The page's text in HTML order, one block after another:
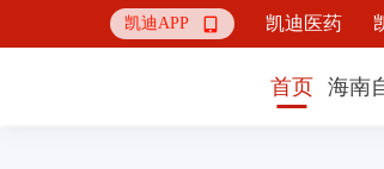
凯迪APP  凯迪医药
首页 海南